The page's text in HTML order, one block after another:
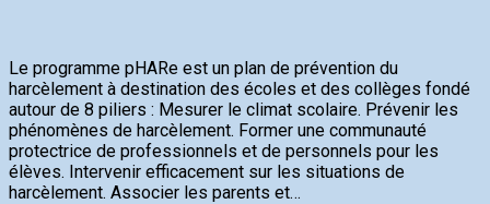
Le programme pHARe est un plan de prévention du
harcèlement à destination des écoles et des collèges fondé
autour de 8 piliers : Mesurer le climat scolaire. Prévenir les
phénomènes de harcèlement. Former une communauté
protectrice de professionnels et de personnels pour les
élèves. Intervenir efficacement sur les situations de
harcèlement. Associer les parents et…